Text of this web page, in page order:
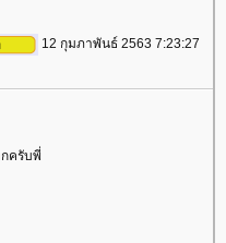
12 กุมภาพันธ์ 2563 7:23:27
ครับพี่